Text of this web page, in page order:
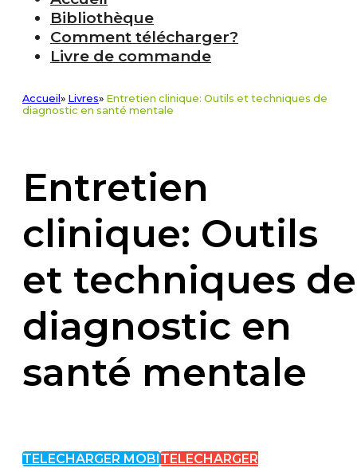
Bibliothèque
Comment télécharger?
Livre de commande
Accueil » Livres» Entretien clinique: Outils et techniques de
diagnostic en santé mentale
Entretien
clinique: Outils
et techniques de
diagnostic en
santé mentale
TELECHARGER MOBI TELECHARGER